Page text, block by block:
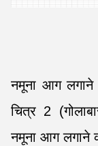
नमूना आग लगाने
चित्र 2
नमूना आग लगाने